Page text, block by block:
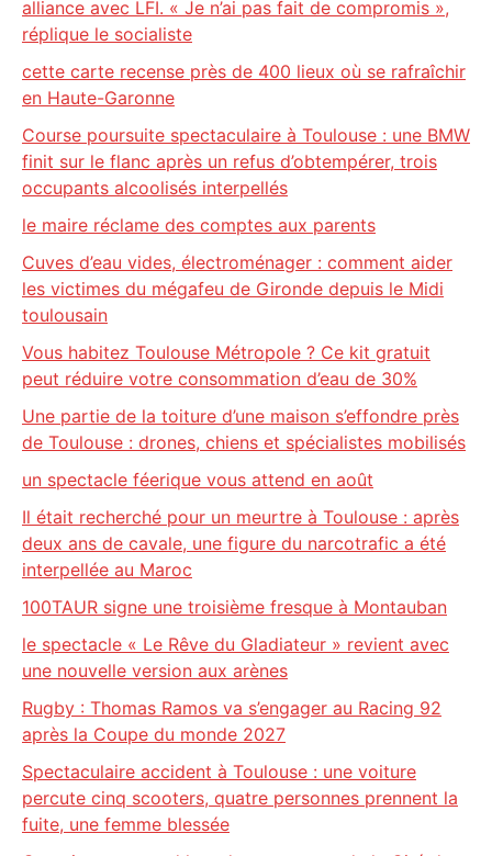
alliance avec LFI. « Je n’ai pas fait de compromis »,
réplique le socialiste
cette carte recense près de 400 lieux où se rafraîchir
en Haute-Garonne
Course poursuite spectaculaire à Toulouse : une BMW
finit sur le flanc après un refus d’obtempérer, trois
occupants alcoolisés interpellés
le maire réclame des comptes aux parents
Cuves d’eau vides, électroménager : comment aider
les victimes du mégafeu de Gironde depuis le Midi
toulousain
Vous habitez Toulouse Métropole ? Ce kit gratuit
peut réduire votre consommation d’eau de 30%
Une partie de la toiture d’une maison s’effondre près
de Toulouse : drones, chiens et spécialistes mobilisés
un spectacle féerique vous attend en août
Il était recherché pour un meurtre à Toulouse : après
deux ans de cavale, une figure du narcotrafic a été
interpellée au Maroc
100TAUR signe une troisième fresque à Montauban
le spectacle « Le Rêve du Gladiateur » revient avec
une nouvelle version aux arènes
Rugby : Thomas Ramos va s’engager au Racing 92
après la Coupe du monde 2027
Spectaculaire accident à Toulouse : une voiture
percute cinq scooters, quatre personnes prennent la
fuite, une femme blessée